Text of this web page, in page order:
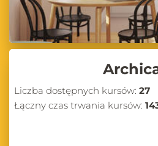
Liczba dostępnych kursów: 27
Łączny czas trwania kursów: